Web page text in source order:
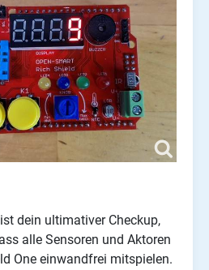
dein ultimativer Checkup,
alle Sensoren und Aktoren
One einwandfrei mitspielen.